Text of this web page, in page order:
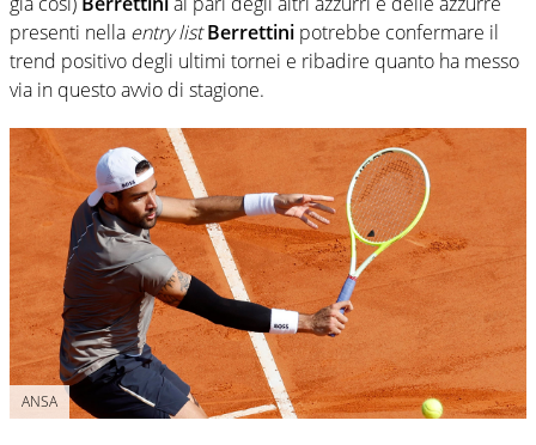
presenti nella entry list Berrettini potrebbe confermare il
trend positivo degli ultimi tornei e ribadire quanto ha messo
via in questo avvio di stagione.
ANSA